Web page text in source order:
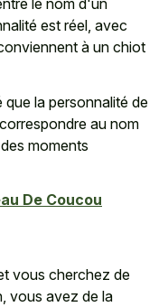
le nom d'un
est réel, avec
à un chiot
la personnalité de
au nom
moments
De Coucou
vous cherchez de
vous avez de la